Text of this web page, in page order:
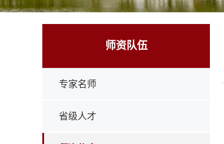
师资队伍
专家名师
省级人才